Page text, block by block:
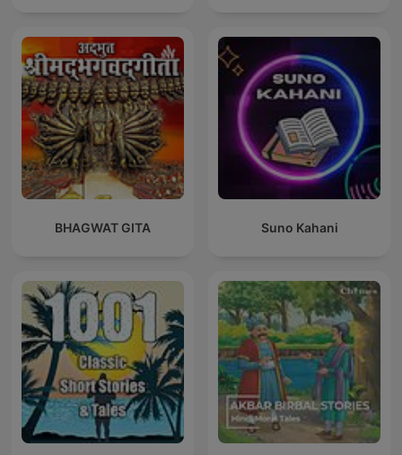
BHAGWAT GITA Suno Kahani